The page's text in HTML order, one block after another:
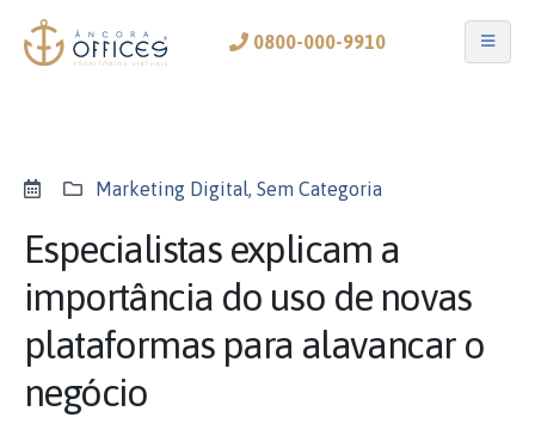
0800-000-9910
Marketing Digital, Sem Categoria
Especialistas explicam a
importância do uso de novas
plataformas para alavancar o
negócio